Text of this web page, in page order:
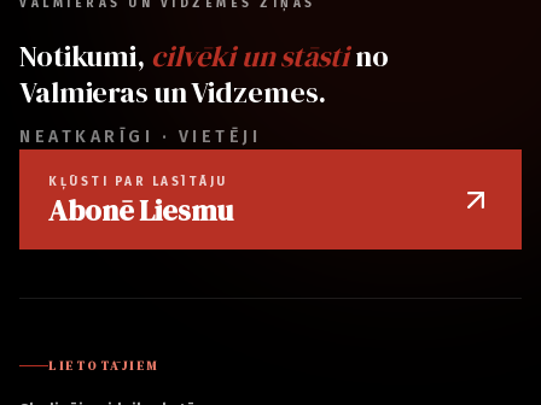
VALMIERAS UN VIDZEMES ZIŅAS
Notikumi, cilvēki un stāstino
Valmieras un Vidzemes.
NEATKARĪGI · VIETĒJI
KĻŪSTI PAR LASĪTĀJU
Abonē Liesmu
LIETOTĀJIEM